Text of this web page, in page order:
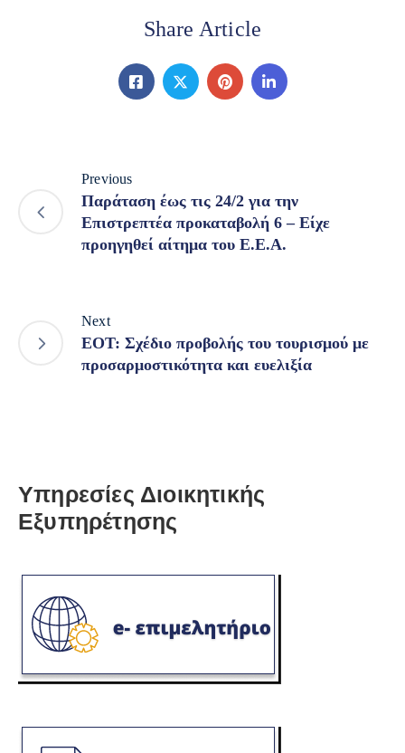
Share Article
Previous
Παράταση έως τις 24/2 για την
Επιστρεπτέα προκαταβολή 6 – Είχε
προηγηθεί αίτημα του Ε.Ε.Α.
Next
ΕΟΤ: Σχέδιο προβολής του τουρισμού με
προσαρμοστικότητα και ευελιξία
Υπηρεσίες Διοικητικής
Εξυπηρέτησης